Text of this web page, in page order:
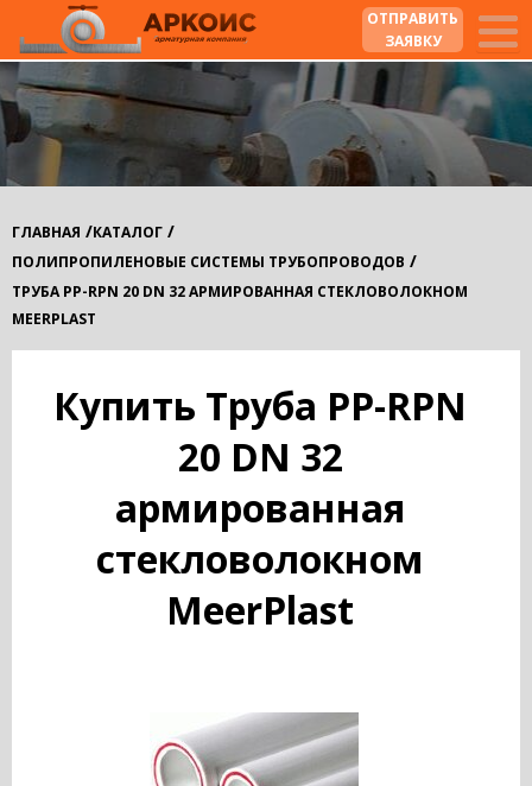
ОТПРАВИТЬ
ЗАЯВКУ
ГЛАВНАЯ /КАТАЛОГ /
ПОЛИПРОПИЛЕНОВЫЕ СИСТЕМЫ ТРУБОПРОВОДОВ /
ТРУБА PP-RPN 20 DN 32 АРМИРОВАННАЯ СТЕКЛОВОЛОКНОМ
MEERPLAST
Купить Труба PP-RPN
20 DN 32
армированная
стекловолокном
MeerPlast